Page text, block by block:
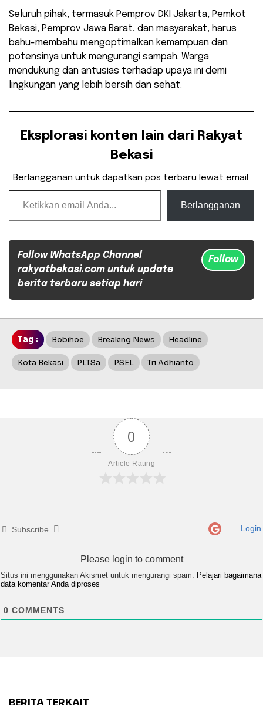
Seluruh pihak, termasuk Pemprov DKI Jakarta, Pemkot
Bekasi, Pemprov Jawa Barat, dan masyarakat, harus
bahu-membahu mengoptimalkan kemampuan dan
potensinya untuk mengurangi sampah. Warga
mendukung dan antusias terhadap upaya ini demi
lingkungan yang lebih bersih dan sehat.
Eksplorasi konten lain dari Rakyat
Bekasi
Berlangganan untuk dapatkan pos terbaru lewat email.
Ketikkan email Anda...
Berlangganan
Follow WhatsApp Channel
rakyatbekasi.com untuk update
berita terbaru setiap hari
Follow
Tag : Bobihoe Breaking News Headline
Kota Bekasi PLTSa PSEL Tri Adhianto
0
Article Rating
Subscribe Login
Please login to comment
Situs ini menggunakan Akismet untuk mengurangi spam. Pelajari bagaimana
data komentar Anda diproses
0 COMMENTS